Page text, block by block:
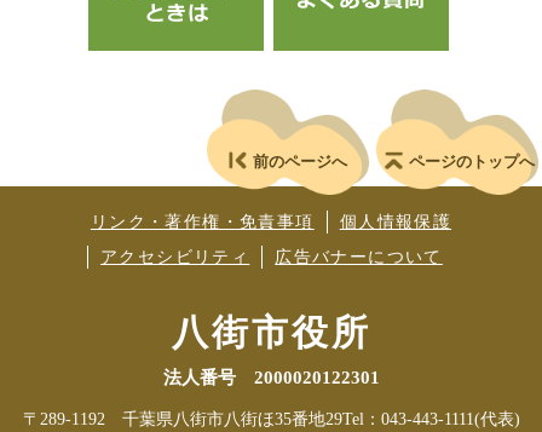
前のページへ ページのトップへ
リンク・著作権・免責事項
個人情報保護
アクセシビリティ
広告バナーについて
八街市役所
法人番号 2000020122301
〒289-1192 千葉県八街市八街ほ35番地29Tel：043-443-1111(代表)